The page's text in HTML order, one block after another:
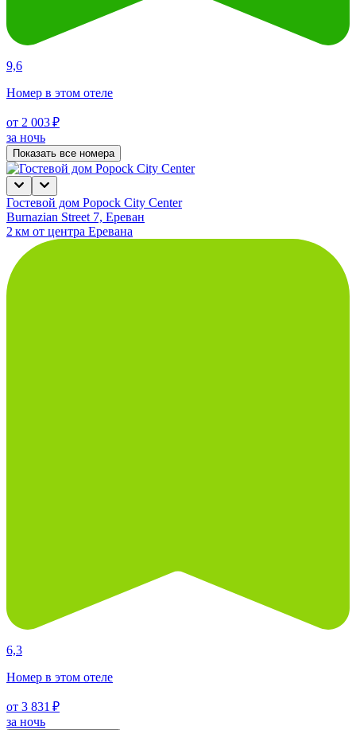
9,6
Номер в этом отеле
от 2 003 ₽
за ночь
Показать все номера
Гостевой дом Popock City Center
Burnazian Street 7, Ереван
2 км от центра Еревана
6,3
Номер в этом отеле
от 3 831 ₽
за ночь